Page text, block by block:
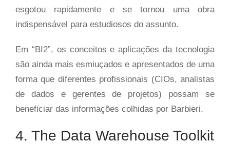
esgotou rapidamente e se tornou uma obra
indispensável para estudiosos do assunto.
Em “BI2”, os conceitos e aplicações da tecnologia
são ainda mais esmiuçados e apresentados de uma
forma que diferentes profissionais (CIOs, analistas
de dados e gerentes de projetos) possam se
beneficiar das informações colhidas por Barbieri.
4. The Data Warehouse Toolkit